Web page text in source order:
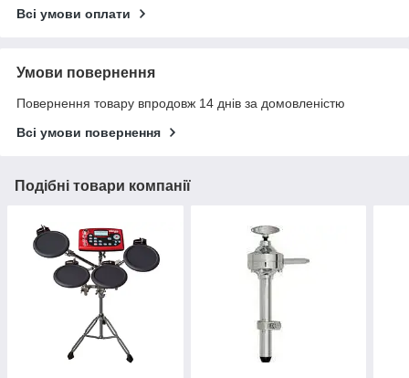
Всі умови оплати
Умови повернення
Повернення товару впродовж 14 днів за домовленістю
Всі умови повернення
Подібні товари компанії